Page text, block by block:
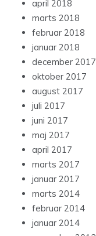
april 2018
marts 2018
februar 2018
januar 2018
december 2017
oktober 2017
august 2017
juli 2017
juni 2017
maj 2017
april 2017
marts 2017
januar 2017
marts 2014
februar 2014
januar 2014